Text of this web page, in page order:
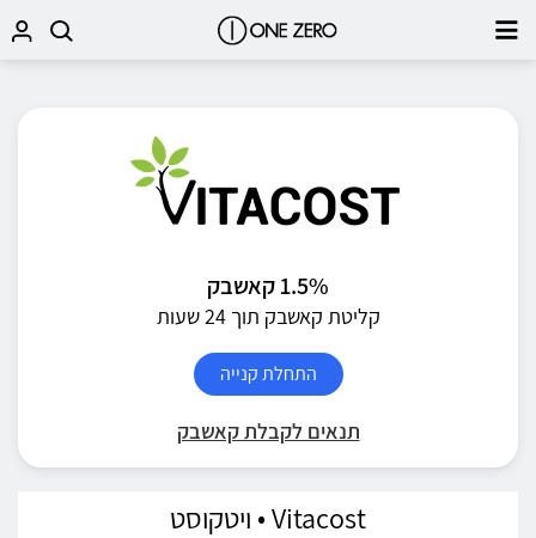
1.5% קאשבק
קליטת קאשבק תוך 24 שעות
התחלת קנייה
תנאים לקבלת קאשבק
Vitacost • ויטקוסט